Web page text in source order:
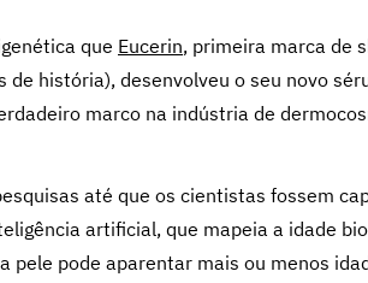
que Eucerin, primeira marca de
de história), desenvolveu o seu novo
marco na indústria de
até que os cientistas fossem
artificial, que mapeia a idade
pele pode aparentar mais ou menos